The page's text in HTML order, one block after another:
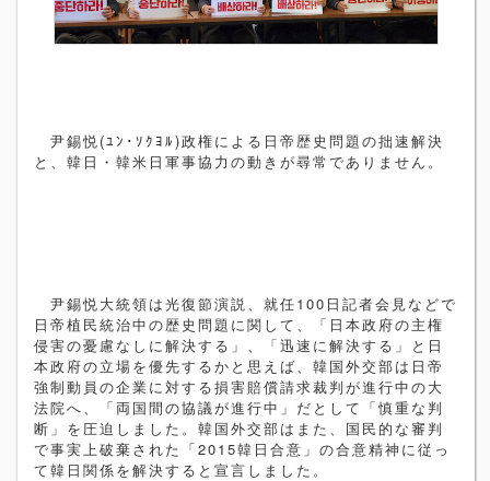
尹錫悦(ﾕﾝ･ｿｸﾖﾙ)政権による日帝歴史問題の拙速解決
と、韓日・韓米日軍事協力の動きが尋常でありません。
尹錫悦大統領は光復節演説、就任100 日記者会見などで
日帝植民統治中の歴史問題に関して、「日本政府の主権
侵害の憂慮なしに解決する」、「迅速に解決する」と日
本政府の立場を優先するかと思えば、韓国外交部は日帝
強制動員の企業に対する損害賠償請求裁判が進行中の大
法院へ、「両国間の協議が進行中」だとして「慎重な判
断」を圧迫しました。韓国外交部はまた、国民的な審判
で事実上破棄された「2015韓日合意」の合意精神に従っ
て韓日関係を解決すると宣言しました。